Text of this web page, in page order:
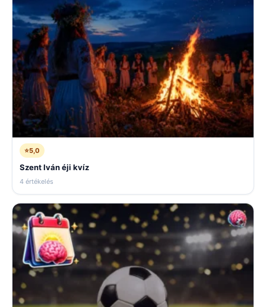
⭐5,0
Szent Iván éji kvíz
4 értékelés